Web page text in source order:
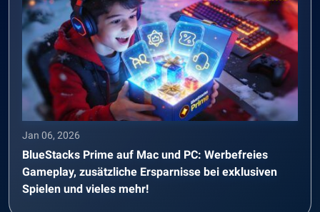
Jan 06, 2026
BlueStacks Prime auf Mac und PC: Werbefreies
Gameplay, zusätzliche Ersparnisse bei exklusiven
Spielen und vieles mehr!